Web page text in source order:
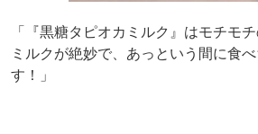
「『黒糖タピオカミルク』はモチモ
ミルクが絶妙で、あっという間に食
す！」